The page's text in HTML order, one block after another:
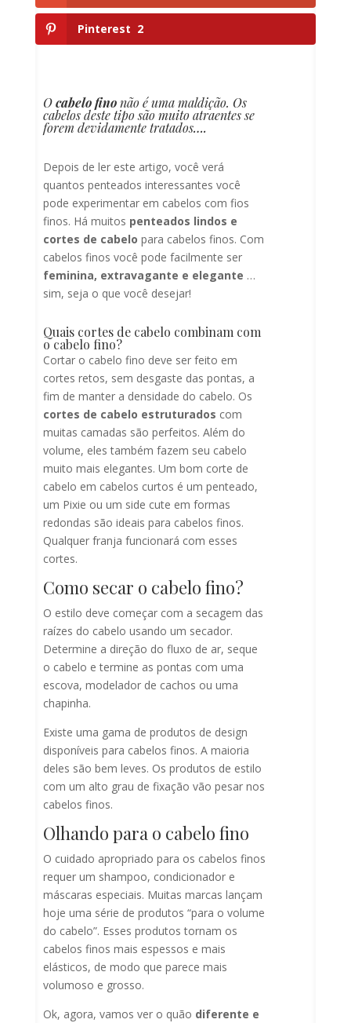
Pinterest 2
Ocabelo finonão é uma maldição. Os
cabelos deste tipo são muito atraentes se
forem devidamente tratados….
Depois de ler este artigo, você verá
quantos penteados interessantes você
pode experimentar em cabelos com fios
finos. Há muitos penteados lindos e
cortes de cabelo para cabelos finos. Com
cabelos finos você pode facilmente ser
feminina, extravagante e elegante …
sim, seja o que você desejar!
Quais cortes de cabelo combinam com
o cabelo fino?
Cortar o cabelo fino deve ser feito em
cortes retos, sem desgaste das pontas, a
fim de manter a densidade do cabelo. Os
cortes de cabelo estruturados com
muitas camadas são perfeitos. Além do
volume, eles também fazem seu cabelo
muito mais elegantes. Um bom corte de
cabelo em cabelos curtos é um penteado,
um Pixie ou um side cute em formas
redondas são ideais para cabelos finos.
Qualquer franja funcionará com esses
cortes.
Como secar o cabelo fino?
O estilo deve começar com a secagem das
raízes do cabelo usando um secador.
Determine a direção do fluxo de ar, seque
o cabelo e termine as pontas com uma
escova, modelador de cachos ou uma
chapinha.
Existe uma gama de produtos de design
disponíveis para cabelos finos. A maioria
deles são bem leves. Os produtos de estilo
com um alto grau de fixação vão pesar nos
cabelos finos.
Olhando para o cabelo fino
O cuidado apropriado para os cabelos finos
requer um shampoo, condicionador e
máscaras especiais. Muitas marcas lançam
hoje uma série de produtos “para o volume
do cabelo”. Esses produtos tornam os
cabelos finos mais espessos e mais
elásticos, de modo que parece mais
volumoso e grosso.
Ok, agora, vamos ver o quão diferente e